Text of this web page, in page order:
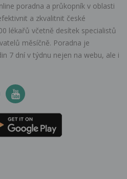
poradna a průkopník v oblasti
a zkvalitnit české
lékařů včetně desítek specialistů
měsíčně. Poradna je
7 dní v týdnu nejen na webu, ale i